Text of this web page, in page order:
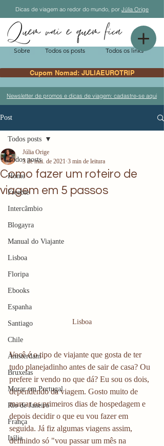
Sobre Todos os posts Todos os links
Cupom Nomad: JULIAEUROTRIP
Dicas de viagem ao redor do mundo, por Júlia Orige
Newsletter de promos e dicas de viagem: cadastre-se aqui
Post
Todos posts
Home
Freebie
Intercâmbio
Blogayra
Manual do Viajante
Lisboa
Floripa
Ebooks
Espanha
Santiago
Chile
Amsterdam
Bruxelas
Morar em Portugal
Rio de Janeiro
França
Itália
Todos posts
Como fazer um roteiro de
viagem em 5 passos
Júlia Orige
3 de mai. de 2021 3 min de leitura
Lisboa
Você é o tipo de viajante que gosta de ter
tudo planejadinho antes de sair de casa? Ou
prefere ir vendo no que dá? Eu sou os dois,
dependendo da viagem. Gosto muito de
marcar os primeiros dias de hospedagem e
depois decidir o que eu vou fazer em
seguida. Já fiz algumas viagens assim,
definindo só "vou passar um mês na